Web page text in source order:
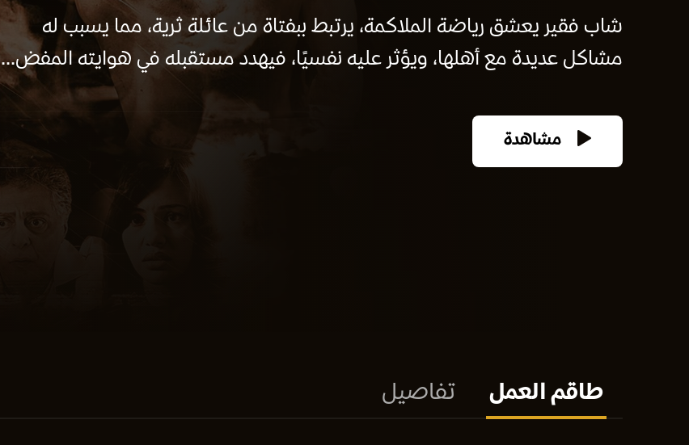
شاب فقير يعشق رياضة الملاكمة، يرتبط ببفتاة من عائلة ثرية، مما يسبب له
مشاكل عديدة مع أهلها، ويؤثر عليه نفسيًا، فيهدد مستقبله في هوايته المفض...
مشاهدة
طاقم العمل تفاصيل